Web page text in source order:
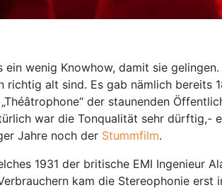
wenig Knowhow, damit sie
alt sind. Es gab nämlich bereits
der staunenden
war die Tonqualität sehr dürftig,-
Jahre noch der Stummfilm.
1931 der britische EMI Ingenieur
kam die Stereophonie erst